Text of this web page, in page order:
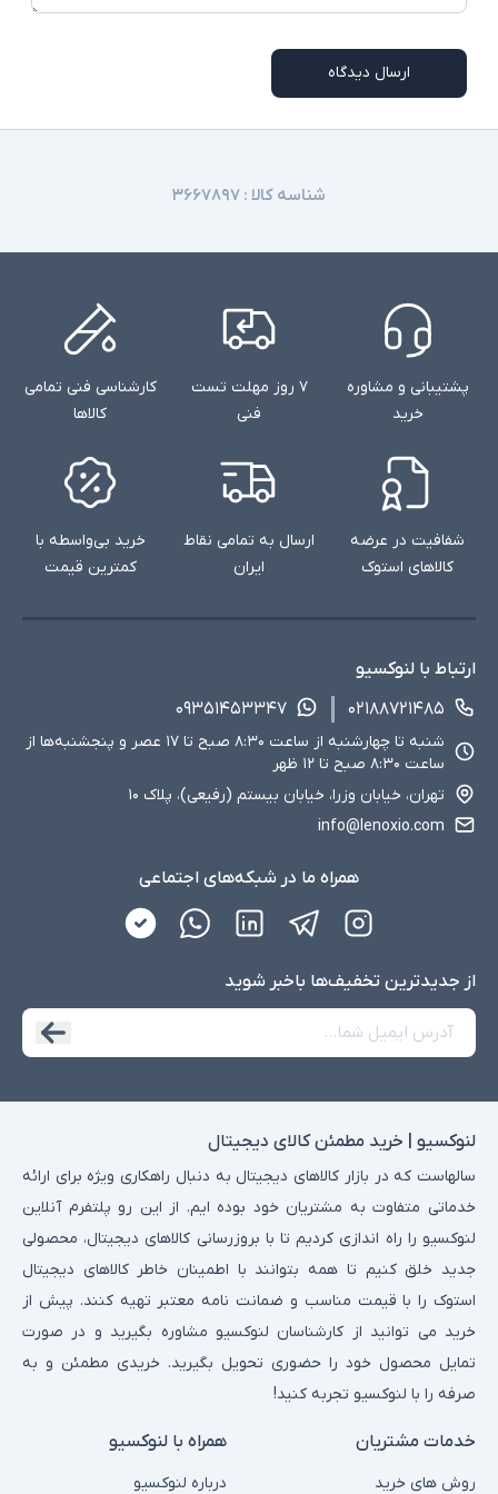
ارسال دیدگاه
شناسه کالا : ۳۶۶۷۸۹۷
پشتیبانی و مشاوره
خرید
۷ روز مهلت تست
فنی
کارشناسی فنی تمامی
کالاها
شفافیت در عرضه
کالاهای استوک
ارسال به تمامی نقاط
ایران
خرید بی‌واسطه با
کمترین قیمت
ارتباط با لنوکسیو
۰۲۱۸۸۷۲۱۴۸۵
۰۹۳۵۱۴۵۳۳۴۷
شنبه تا چهارشنبه از ساعت ۸:۳۰ صبح تا ۱۷ عصر و پنجشنبه‌ها از
ساعت ۸:۳۰ صبح تا ۱۲ ظهر
تهران، خیابان وزرا، خیابان بیستم (رفیعی)، پلاک ۱۰
info@lenoxio.com
همراه ما در شبکه‌های اجتماعی
از جدید‌ترین تخفیف‌ها با‌خبر شوید
لنوکسیو | خرید مطمئن کالای دیجیتال
سالهاست که در بازار کالاهای دیجیتال به دنبال راهکاری ویژه برای ارائه
خدماتی متفاوت به مشتریان خود بوده ایم. از این رو پلتفرم آنلاین
لنوکسیو را راه اندازی کردیم تا با بروزرسانی کالاهای دیجیتال، محصولی
جدید خلق کنیم تا همه بتوانند با اطمینان خاطر کالاهای دیجیتال
استوک را با قیمت مناسب و ضمانت نامه معتبر تهیه کنند. پیش از
خرید می توانید از کارشناسان لنوکسیو مشاوره بگیرید و در صورت
تمایل محصول خود را حضوری تحویل بگیرید. خریدی مطمئن و به
صرفه را با لنوکسیو تجربه کنید!
خدمات مشتریان
روش های خرید
همراه با لنوکسیو
درباره لنوکسیو